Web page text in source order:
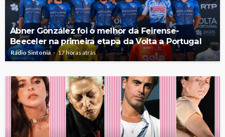
Abner González foi o melhor da Feirense-
Beeceler na primeira etapa da Volta a Portugal
Rádio Sintonia 17 horas atrás